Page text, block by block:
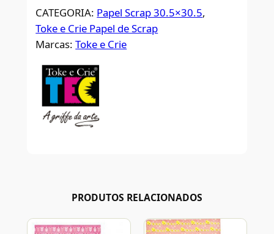
CATEGORIA: Papel Scrap 30.5×30.5
Toke e Crie Papel de Scrap
Marcas:Toke e Crie
PRODUTOS RELACIONADOS